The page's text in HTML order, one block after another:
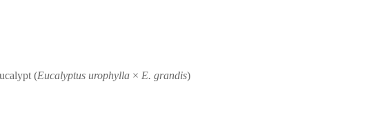
(Eucalyptus urophylla × E. grandis)